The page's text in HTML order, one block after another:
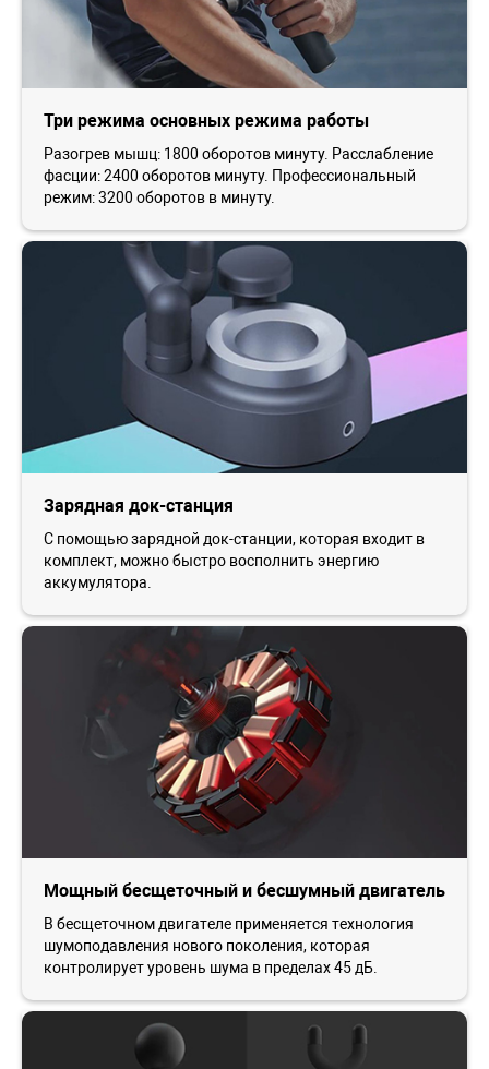
Три режима основных режима работы
Разогрев мышц: 1800 оборотов минуту. Расслабление
фасции: 2400 оборотов минуту. Профессиональный
режим: 3200 оборотов в минуту.
Зарядная док-станция
С помощью зарядной док-станции, которая входит в
комплект, можно быстро восполнить энергию
аккумулятора.
Мощный бесщеточный и бесшумный двигатель
В бесщеточном двигателе применяется технология
шумоподавления нового поколения, которая
контролирует уровень шума в пределах 45 дБ.